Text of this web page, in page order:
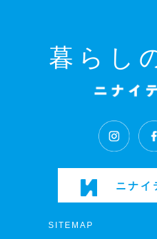
SITEMAP
ニナイ
暮らし